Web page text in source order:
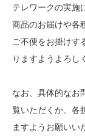
テレワークの実施
商品のお届けや各
ご不便をお掛けす
りますようよろし
なお、具体的なお
覧いただくか、各
ますようお願いい